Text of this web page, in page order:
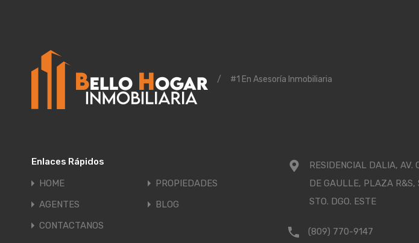
/ #1 En Asesoría Inmobiliaria
Enlaces Rápidos
HOME
PROPIEDADES
AGENTES
BLOG
CONTACTANOS
RESIDENCIAL DALIA, AV.
DE GAULLE, PLAZA R&S,
STO. DGO. ESTE
(809) 770-9147